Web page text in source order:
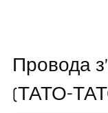
Провода
(ТАТО-